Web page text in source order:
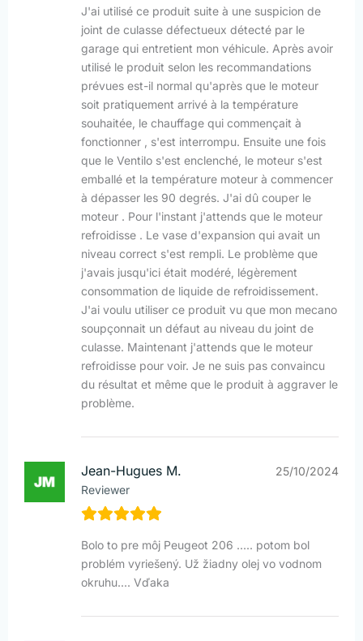
J'ai utilisé ce produit suite à une suspicion de
joint de culasse défectueux détecté par le
garage qui entretient mon véhicule. Après avoir
utilisé le produit selon les recommandations
prévues est-il normal qu'après que le moteur
soit pratiquement arrivé à la température
souhaitée, le chauffage qui commençait à
fonctionner , s'est interrompu. Ensuite une fois
que le Ventilo s'est enclenché, le moteur s'est
emballé et la température moteur à commencer
à dépasser les 90 degrés. J'ai dû couper le
moteur . Pour l'instant j'attends que le moteur
refroidisse . Le vase d'expansion qui avait un
niveau correct s'est rempli. Le problème que
j'avais jusqu'ici était modéré, légèrement
consommation de liquide de refroidissement.
J'ai voulu utiliser ce produit vu que mon mecano
soupçonnait un défaut au niveau du joint de
culasse. Maintenant j'attends que le moteur
refroidisse pour voir. Je ne suis pas convaincu
du résultat et même que le produit à aggraver le
problème.
Jean-Hugues M.
Reviewer
25/10/2024
Bolo to pre môj Peugeot 206 ..... potom bol
problém vyriešený. Už žiadny olej vo vodnom
okruhu.... Vďaka